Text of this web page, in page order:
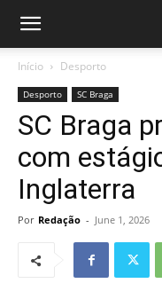
Início Desporto
Desporto SC Braga
SC Braga
com
Inglaterra
Por Redação - June 1, 2026